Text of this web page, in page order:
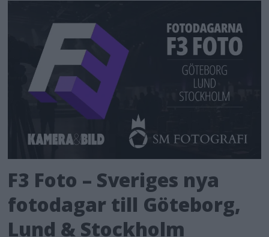
F3 Foto – Sveriges nya
fotodagar till Göteborg,
Lund & Stockholm